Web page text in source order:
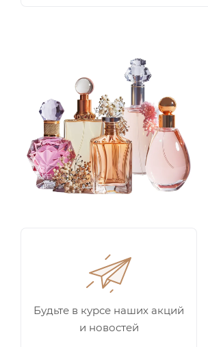
Будьте в курсе наших акций
и новостей